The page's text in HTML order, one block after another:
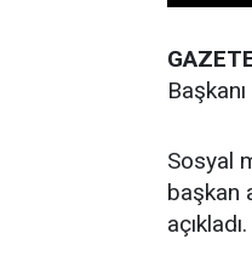
Sosyal
başkan